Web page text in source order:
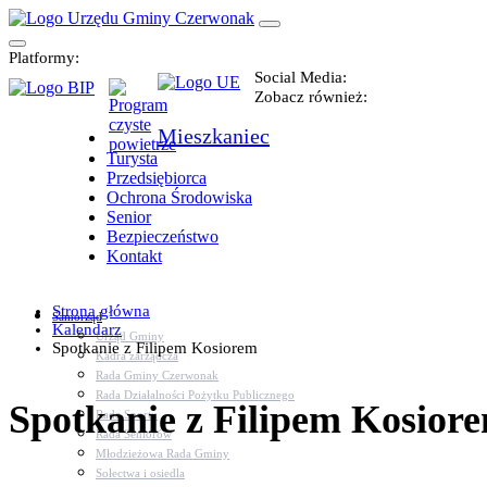
Platformy:
Social Media:
Zobacz również:
Mieszkaniec
Turysta
Przedsiębiorca
Ochrona Środowiska
Senior
Bezpieczeństwo
Kontakt
Samorząd
Urząd Gminy
Kadra zarządcza
Rada Gminy Czerwonak
Rada Działalności Pożytku Publicznego
Rada Sportu
Rada Seniorów
Młodzieżowa Rada Gminy
Sołectwa i osiedla
Strona główna
Kalendarz
Spotkanie z Filipem Kosiorem
Spotkanie z Filipem